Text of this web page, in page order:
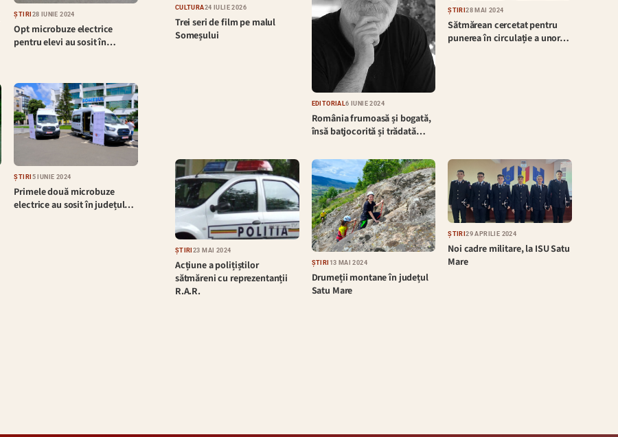
ȘTIRI 28 IUNIE 2024
Opt microbuze electrice
pentru elevi au sosit în…
ȘTIRI 5 IUNIE 2024
Primele două microbuze
electrice au sosit în județul…
CULTURĂ24 IULIE 2026
Trei seri de film pe malul
Someșului
EDITORIAL6 IUNIE 2024
România frumoasă și bogată,
însă batjocorită și trădată…
ȘTIRI28 MAI 2024
Sătmărean cercetat pentru
punerea în circulație a unor…
ȘTIRI 23 MAI 2024
Acțiune a polițiștilor
sătmăreni cu reprezentanții
R.A.R.
ȘTIRI 13 MAI 2024
Drumeții montane în județul
Satu Mare
ȘTIRI29 APRILIE 2024
Noi cadre militare, la ISU Satu
Mare